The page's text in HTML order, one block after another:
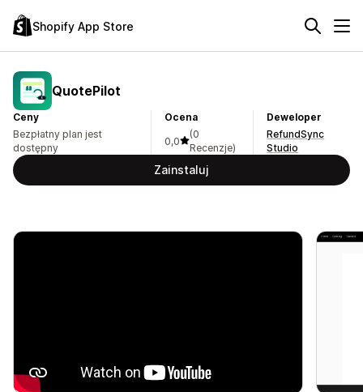
Shopify App Store
QuotePilot
Ceny
Bezpłatny plan jest
dostępny
Ocena
0,0
(0
Recenzje)
Deweloper
RefundSync
Studio
Zainstaluj